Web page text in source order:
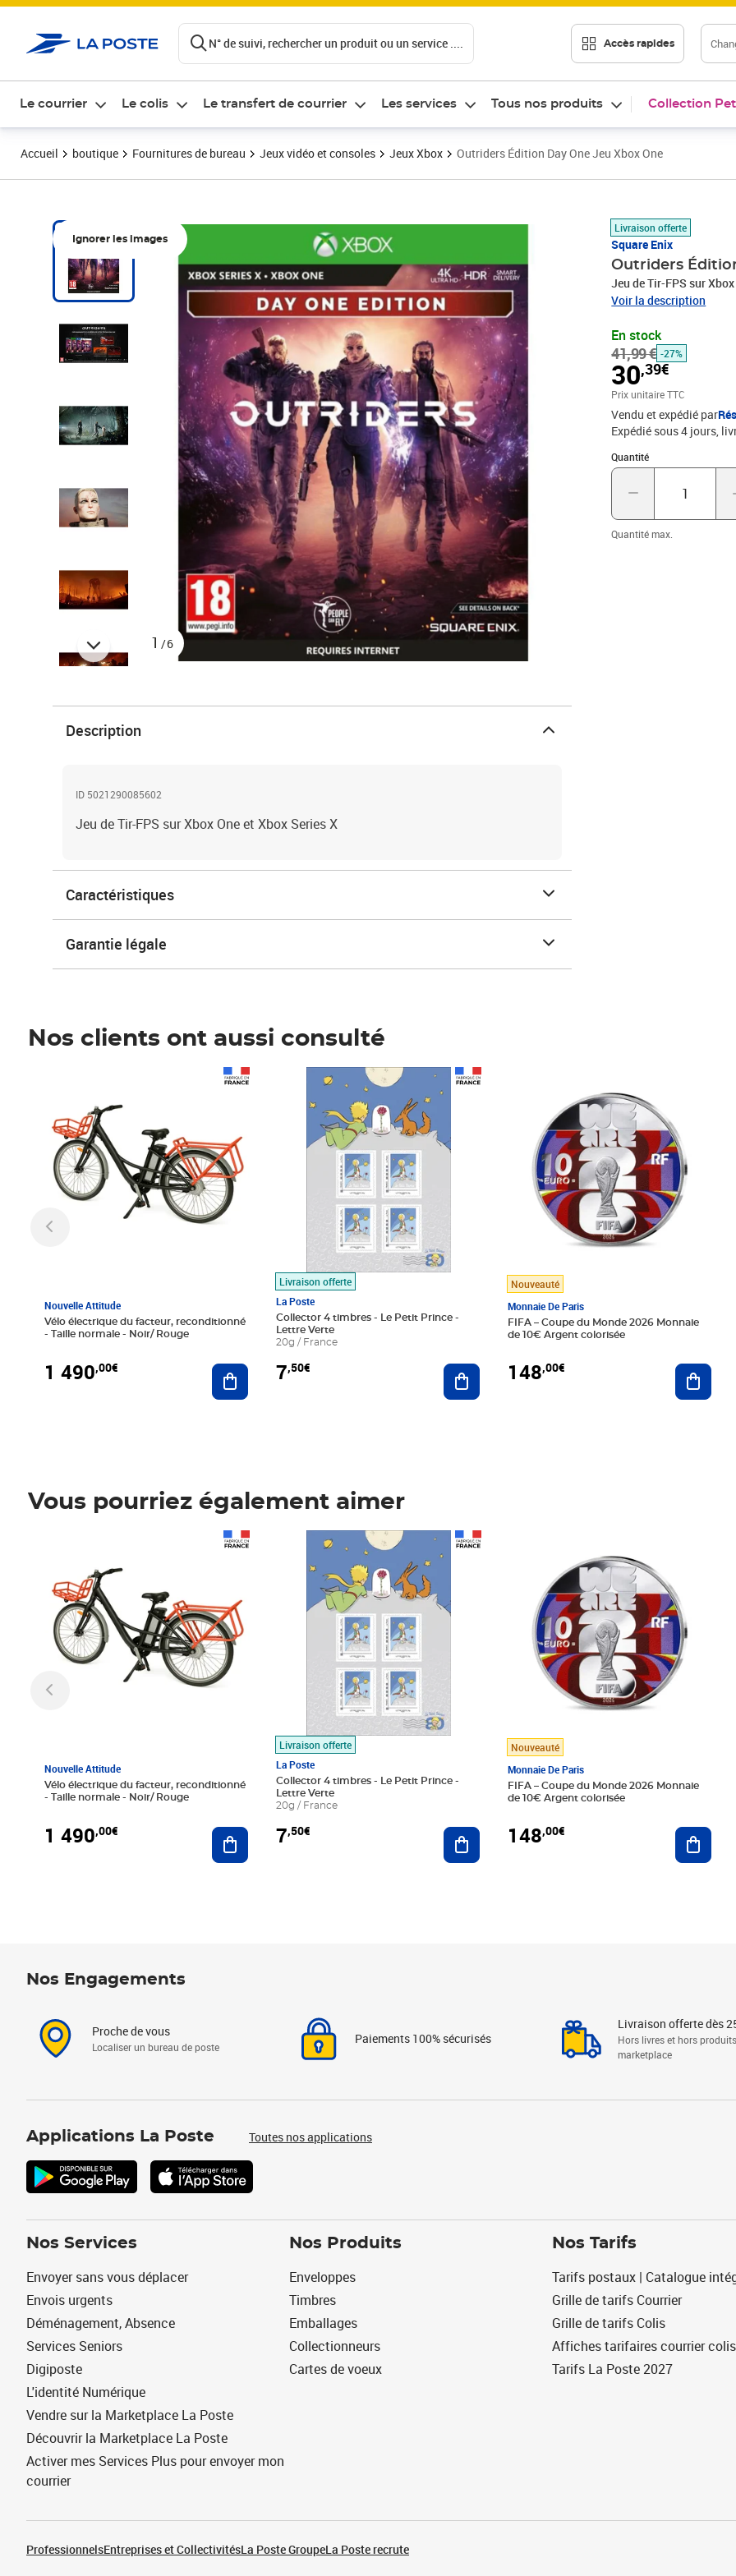
N° de suivi, rechercher un produit ou un service .... Accès rapides
Le courrier Le colis Le transfert de courrier Les services Tous nos produits Collection
Accueil boutique Fournitures de bureau Jeux vidéo et consoles Jeux Xbox Outriders Édition Day One Jeu Xbox One
Ignorer les images
1 /6
Livraison offerte
Square Enix
Outriders
Jeu de Tir-FPS sur
Voir la description
En stock
41,99 €
Prix barré 41,99 €
-27%
30,39€
Prix 30,39€
Prix unitaire TTC
Vendu et expédié par
Expédié sous 4 jours
Quantité
Quantité : 1
Quantité max.
Description
ID 5021290085602
Jeu de Tir-FPS sur Xbox One et Xbox Series X
Caractéristiques
Garantie légale
Nos clients ont aussi consulté
Nouvelle Attitude
Vélo électrique du facteur, reconditionné
- Taille normale - Noir/ Rouge
1 490,00€ Ajouter au panier
Livraison offerte
La Poste
Collector 4 timbres - Le Petit Prince -
Lettre Verte
20g / France
7,50€
Prix 7,50€
Ajouter au panier
Nouveauté
Monnaie De Paris
FIFA – Coupe du Monde 2026 Monnaie
de 10€ Argent colorisée
148,00€
Vous pourriez également aimer
Nouvelle Attitude
Vélo électrique du facteur, reconditionné
- Taille normale - Noir/ Rouge
1 490,00€ Ajouter au panier
Livraison offerte
La Poste
Collector 4 timbres - Le Petit Prince -
Lettre Verte
20g / France
7,50€
Prix 7,50€
Ajouter au panier
Nouveauté
Monnaie De Paris
FIFA – Coupe du Monde 2026 Monnaie
de 10€ Argent colorisée
148,00€
Nos Engagements
Proche de vous
Localiser un bureau de poste
Paiements 100% sécurisés
Livraison offerte dès
Hors livres et hors produits
marketplace
Applications La Poste Toutes nos applications
Nos Services
Envoyer sans vous déplacer
Envois urgents
Déménagement, Absence
Services Seniors
Digiposte
L'identité Numérique
Vendre sur la Marketplace La Poste
Découvrir la Marketplace La Poste
Activer mes Services Plus pour envoyer mon
courrier
Nos Produits
Enveloppes
Timbres
Emballages
Collectionneurs
Cartes de voeux
Nos Tarifs
Tarifs postaux | Catalogue
Grille de tarifs Courrier
Grille de tarifs Colis
Affiches tarifaires courrier colis
Tarifs La Poste 2027
ProfessionnelsEntreprises et CollectivitésLa Poste GroupeLa Poste recrute